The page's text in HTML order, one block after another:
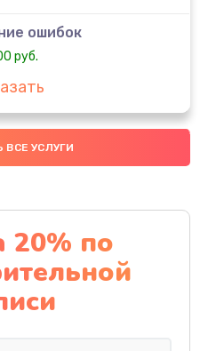
ошибок
руб.
залития
руб.
руб.
ВСЕ УСЛУГИ
20% по